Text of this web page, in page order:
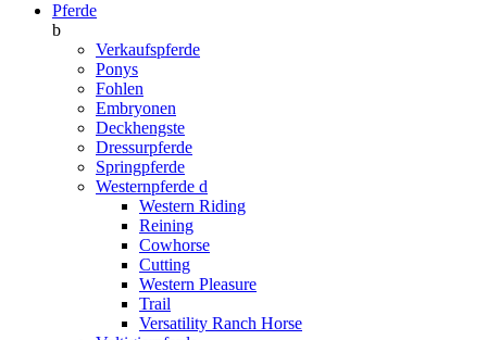
Pferde
b
Verkaufspferde
Ponys
Fohlen
Embryonen
Deckhengste
Dressurpferde
Springpferde
Westernpferde d
Western Riding
Reining
Cowhorse
Cutting
Western Pleasure
Trail
Versatility Ranch Horse